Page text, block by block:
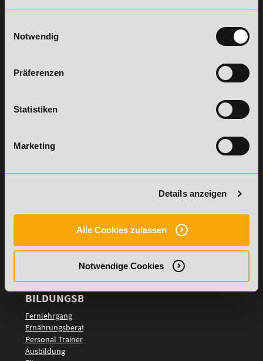
Notwendig
Präferenzen
Statistiken
Marketing
Details anzeigen
Alle Cookies zulassen
Notwendige Cookies
Aus dem Ausland:
Fax:+49 (0) 7191 - 229 87 – 99
Montag bis Donnerstag: 8:00 - 19:00 Uhr
Bring a Friend
der Academy of
LEHRGÄNGE
und B-Lizenz
Ernährungsberater
Personal Trainer
Personal Coach
werden
Mentaltrainer
Motivationstrainer
BILDUNGSBEREICHE
Fernlehrgang
Ernährungsberater
Personal Trainer
Ausbildung